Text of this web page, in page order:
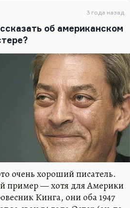
не всегда все новое. Новое
сказал, что модерн во всем
в понимании мира, в
максимальной
освобождения от
3 года назад
об американском
очень хороший писатель.
пример — хотя для Америки
Кинга, они оба 1947